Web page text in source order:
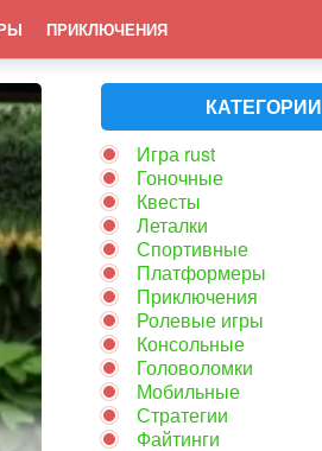
ПРИКЛЮЧЕНИЯ
КАТЕГОРИИ
Игра rust
Гоночные
Квесты
Леталки
Спортивные
Платформеры
Приключения
Ролевые игры
Консольные
Головоломки
Мобильные
Стратегии
Файтинги